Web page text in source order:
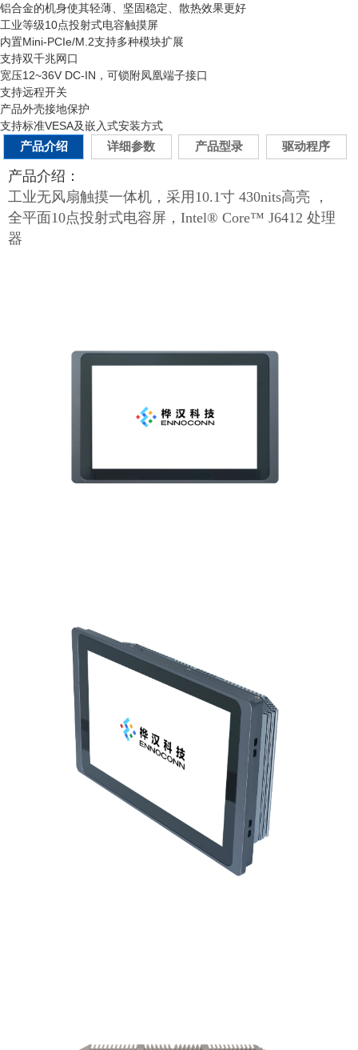
铝合金的机身使其轻薄、坚固稳定、散热效果更好
工业等级10点投射式电容触摸屏
内置Mini-PCIe/M.2支持多种模块扩展
支持双千兆网口
宽压12~36V DC-IN，可锁附凤凰端子接口
支持远程开关
产品外壳接地保护
支持标准VESA及嵌入式安装方式
产品介绍
详细参数 产品型录 驱动程序
产品介绍：
工业无风扇触摸一体机，采用10.1寸 430nits高亮 ，
全平面10点投射式电容屏，Intel® Core™ J6412 处理
器